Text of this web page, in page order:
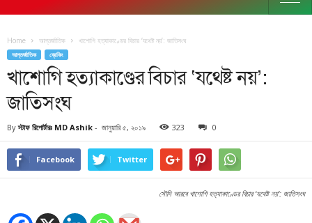
Home আন্তর্জাতিক খাশোগি হত্যাকাণ্ডের বিচার ‘যথেষ্ট নয়’: জাতিসংঘ
আন্তর্জাতিক ব্রেকিং
খাশোগি হত্যাকাণ্ডের বিচার ‘যথেষ্ট নয়’:
জাতিসংঘ
By স্টাফ রিপোর্টারঃ MD Ashik - জানুয়ারি ৫, ২০১৯ 323 0
Facebook Twitter
সৌদি আরবে খাশোগি হত্যাকাণ্ডের বিচার ‘যথেষ্ট নয়’: জাতিসংঘ